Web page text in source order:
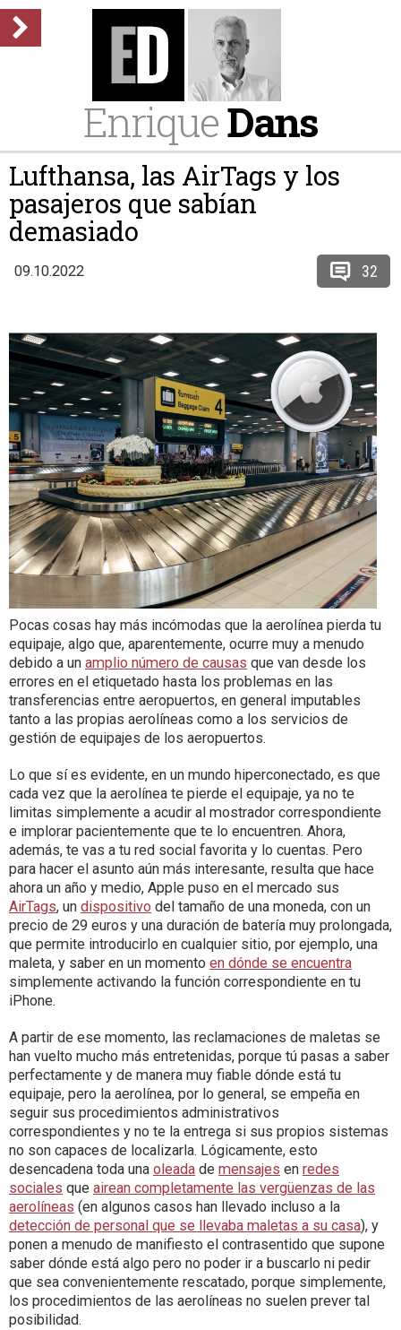
EnriqueDans
Lufthansa, las AirTags y los
pasajeros que sabían
demasiado
09.10.2022 32
Pocas cosas hay más incómodas que la aerolínea pierda tu
equipaje, algo que, aparentemente, ocurre muy a menudo
debido a un amplio número de causas que van desde los
errores en el etiquetado hasta los problemas en las
transferencias entre aeropuertos, en general imputables
tanto a las propias aerolíneas como a los servicios de
gestión de equipajes de los aeropuertos.
Lo que sí es evidente, en un mundo hiperconectado, es que
cada vez que la aerolínea te pierde el equipaje, ya no te
limitas simplemente a acudir al mostrador correspondiente
e implorar pacientemente que te lo encuentren. Ahora,
además, te vas a tu red social favorita y lo cuentas. Pero
para hacer el asunto aún más interesante, resulta que hace
ahora un año y medio, Apple puso en el mercado sus
AirTags, un dispositivo del tamaño de una moneda, con un
precio de 29 euros y una duración de batería muy prolongada,
que permite introducirlo en cualquier sitio, por ejemplo, una
maleta, y saber en un momento en dónde se encuentra
simplemente activando la función correspondiente en tu
iPhone.
A partir de ese momento, las reclamaciones de maletas se
han vuelto mucho más entretenidas, porque tú pasas a saber
perfectamente y de manera muy fiable dónde está tu
equipaje, pero la aerolínea, por lo general, se empeña en
seguir sus procedimientos administrativos
correspondientes y no te la entrega si sus propios sistemas
no son capaces de localizarla. Lógicamente, esto
desencadena toda una oleada de mensajes en redes
sociales que airean completamente las vergüenzas de las
aerolíneas (en algunos casos han llevado incluso a la
detección de personal que se llevaba maletas a su casa), y
ponen a menudo de manifiesto el contrasentido que supone
saber dónde está algo pero no poder ir a buscarlo ni pedir
que sea convenientemente rescatado, porque simplemente,
los procedimientos de las aerolíneas no suelen prever tal
posibilidad.